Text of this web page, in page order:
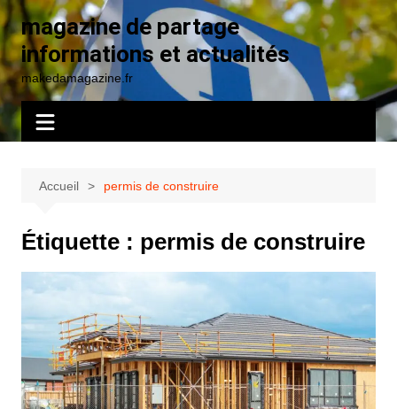
Aller
au
contenu
magazine de partage
informations et actualités
makedamagazine.fr
Accueil permis de construire
Étiquette : permis de construire